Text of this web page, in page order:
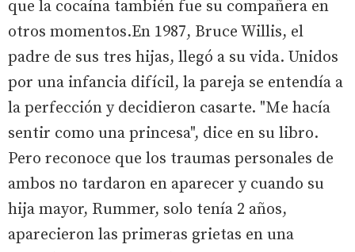
que la cocaína también fue su compañera en
otros momentos.En 1987, Bruce Willis, el
padre de sus tres hijas, llegó a su vida. Unidos
por una infancia difícil, la pareja se entendía a
la perfección y decidieron casarte. "Me hacía
sentir como una princesa", dice en su libro.
Pero reconoce que los traumas personales de
ambos no tardaron en aparecer y cuando su
hija mayor, Rummer, solo tenía 2 años,
aparecieron las primeras grietas en una